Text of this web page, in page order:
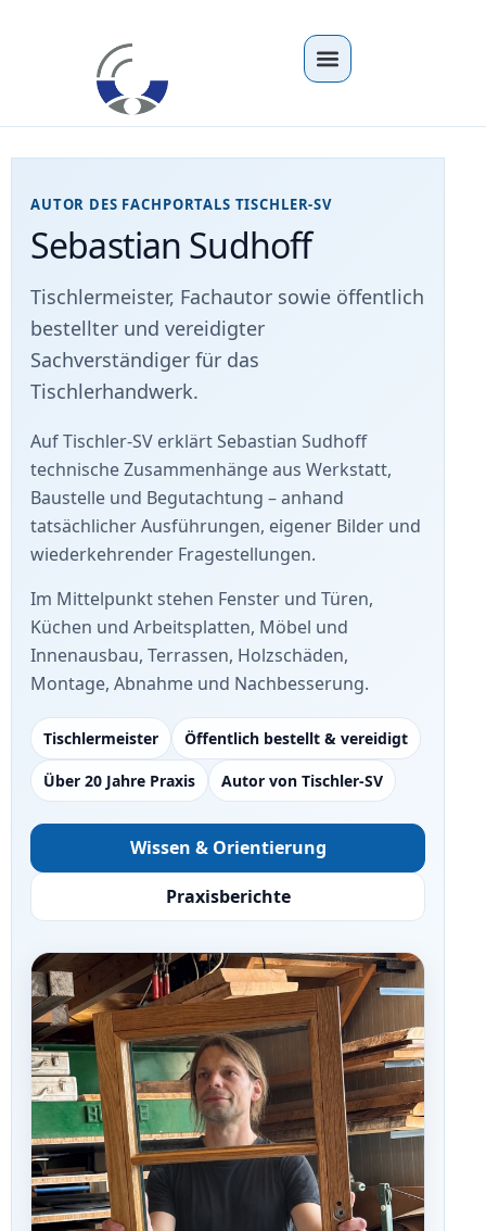
AUTOR DES FACHPORTALS TISCHLER-SV
Sebastian Sudhoff
Tischlermeister, Fachautor sowie öffentlich
bestellter und vereidigter
Sachverständiger für das
Tischlerhandwerk.
Auf Tischler-SV erklärt Sebastian Sudhoff
technische Zusammenhänge aus Werkstatt,
Baustelle und Begutachtung – anhand
tatsächlicher Ausführungen, eigener Bilder und
wiederkehrender Fragestellungen.
Im Mittelpunkt stehen Fenster und Türen,
Küchen und Arbeitsplatten, Möbel und
Innenausbau, Terrassen, Holzschäden,
Montage, Abnahme und Nachbesserung.
Tischlermeister Öffentlich bestellt & vereidigt
Über 20 Jahre Praxis Autor von Tischler-SV
Wissen & Orientierung
Praxisberichte